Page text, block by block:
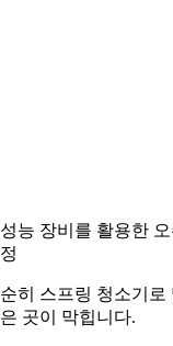
능 장비를 활용한
히 스프링 청소기로
곳이 막힙니다.